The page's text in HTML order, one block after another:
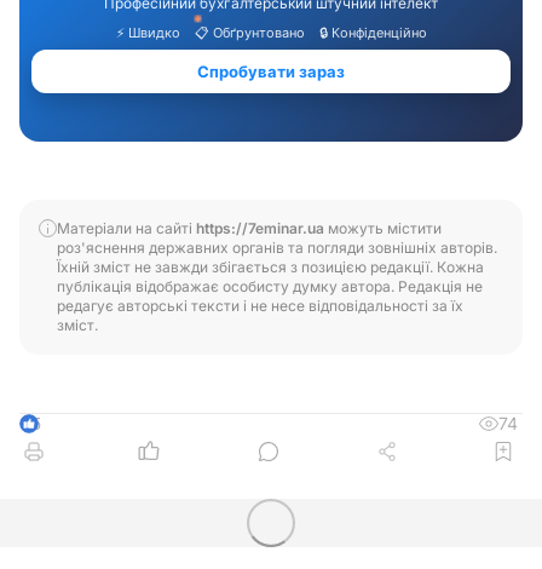
Матеріали на сайті https://7eminar.ua можуть містити
роз'яснення державних органів та погляди зовнішніх авторів.
Їхній зміст не завжди збігається з позицією редакції. Кожна
публікація відображає особисту думку автора. Редакція не
редагує авторські тексти і не несе відповідальності за їх
зміст.
5 74